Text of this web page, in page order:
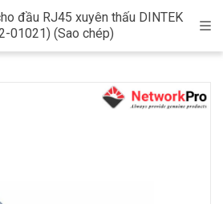
đầu RJ45 xuyên thấu DINTEK
01021) (Sao chép)